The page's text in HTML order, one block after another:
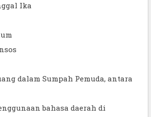
Ika
dalam Sumpah Pemuda, antara
bahasa daerah di